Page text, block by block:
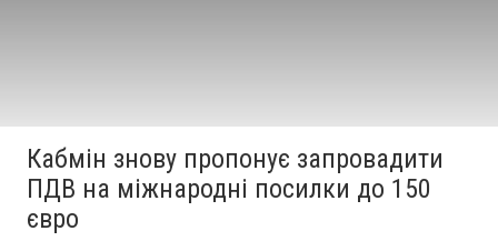
Кабмін знову пропонує запровадити
ПДВ на міжнародні посилки до 150
євро